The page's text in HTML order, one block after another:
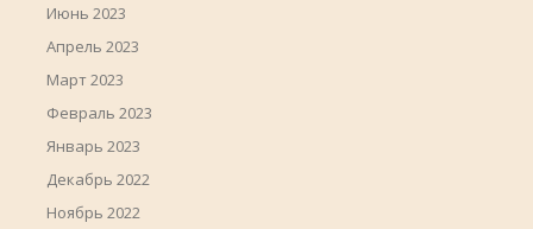
Июнь 2023
Апрель 2023
Март 2023
Февраль 2023
Январь 2023
Декабрь 2022
Ноябрь 2022